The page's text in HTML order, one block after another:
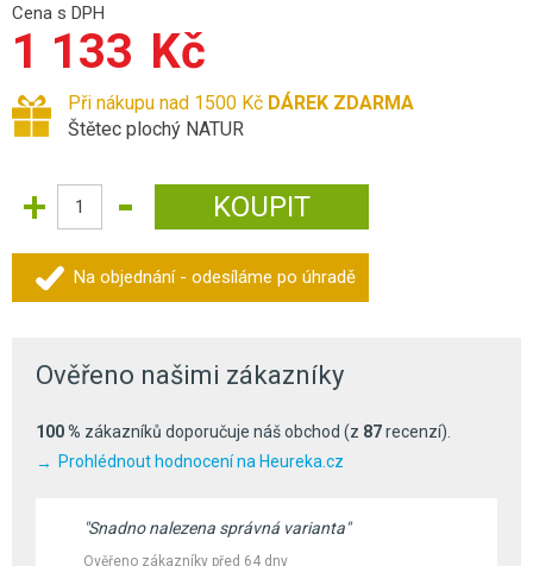
Cena s DPH
1 133 Kč
Při nákupu nad 1500 Kč DÁREK ZDARMA
Štětec plochý NATUR
Na objednání - odesíláme po úhradě
Ověřeno našimi zákazníky
100 % zákazníků doporučuje náš obchod (z 87recenzí).
Prohlédnout hodnocení na Heureka.cz
"Snadno nalezena správná varianta"
Ověřeno zákazníky před 64 dny